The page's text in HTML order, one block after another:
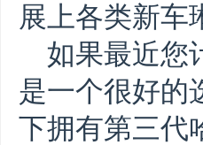
展上各类新车
如果最近您
是一个很好的
下拥有第三代